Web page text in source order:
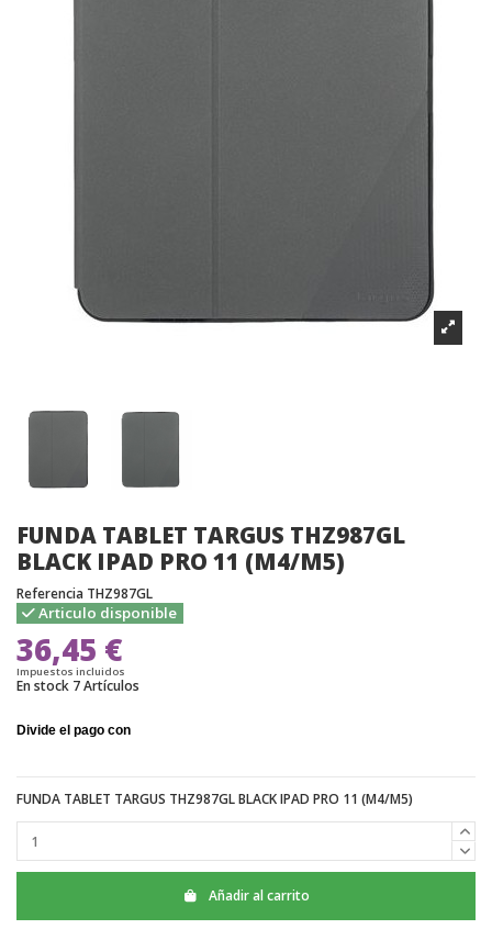
FUNDA TABLET TARGUS THZ987GL
BLACK IPAD PRO 11 (M4/M5)
Referencia THZ987GL
Articulo disponible
36,45 €
Impuestos incluidos
En stock 7 Artículos
FUNDA TABLET TARGUS THZ987GL BLACK IPAD PRO 11 (M4/M5)
Añadir al carrito